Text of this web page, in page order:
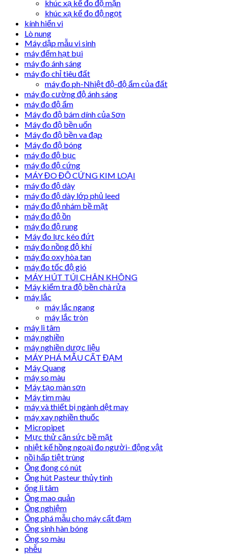
khúc xạ kế đo độ mặn
khúc xạ kế đo độ ngọt
kính hiển vi
Lò nung
Máy dập mẫu vi sinh
máy đếm hạt bụi
máy đo ánh sáng
máy đo chỉ tiêu đất
máy đo ph-Nhiệt độ-độ ẩm của đất
máy đo cường độ ánh sáng
máy đo độ ẩm
Máy đo độ bám dính của Sơn
Máy đo độ bền uốn
Máy đo độ bền va đạp
Máy đo độ bóng
máy đo độ bục
máy đo độ cứng
MÁY ĐO ĐỘ CỨNG KIM LOẠI
máy đo độ dày
máy đo độ dày lớp phủ leed
máy đo độ nhám bề mặt
máy đo độ ồn
máy đo độ rung
Máy đo lực kéo đứt
máy đo nồng độ khí
máy đo oxy hòa tan
máy đo tốc độ gió
MÁY HÚT TÚI CHÂN KHÔNG
Máy kiểm tra độ bền chà rửa
máy lắc
máy lắc ngang
máy lắc tròn
máy li tâm
máy nghiền
máy nghiền dược liệu
MÁY PHÁ MẪU CẤT ĐẠM
Máy Quang
máy so màu
Máy tạo màn sơn
Máy tìm màu
máy và thiết bị ngành dệt may
máy xay nghiền thuốc
Micropipet
Mực thử căn sức bề mặt
nhiệt kế hồng ngoại đo người- động vật
nồi hấp tiệt trùng
Ống đong có nút
Ống hút Pasteur thủy tinh
ống li tâm
Ống mao quản
Ống nghiệm
Ống phá mẫu cho máy cất đạm
Ống sinh hàn bóng
Ống so màu
phễu